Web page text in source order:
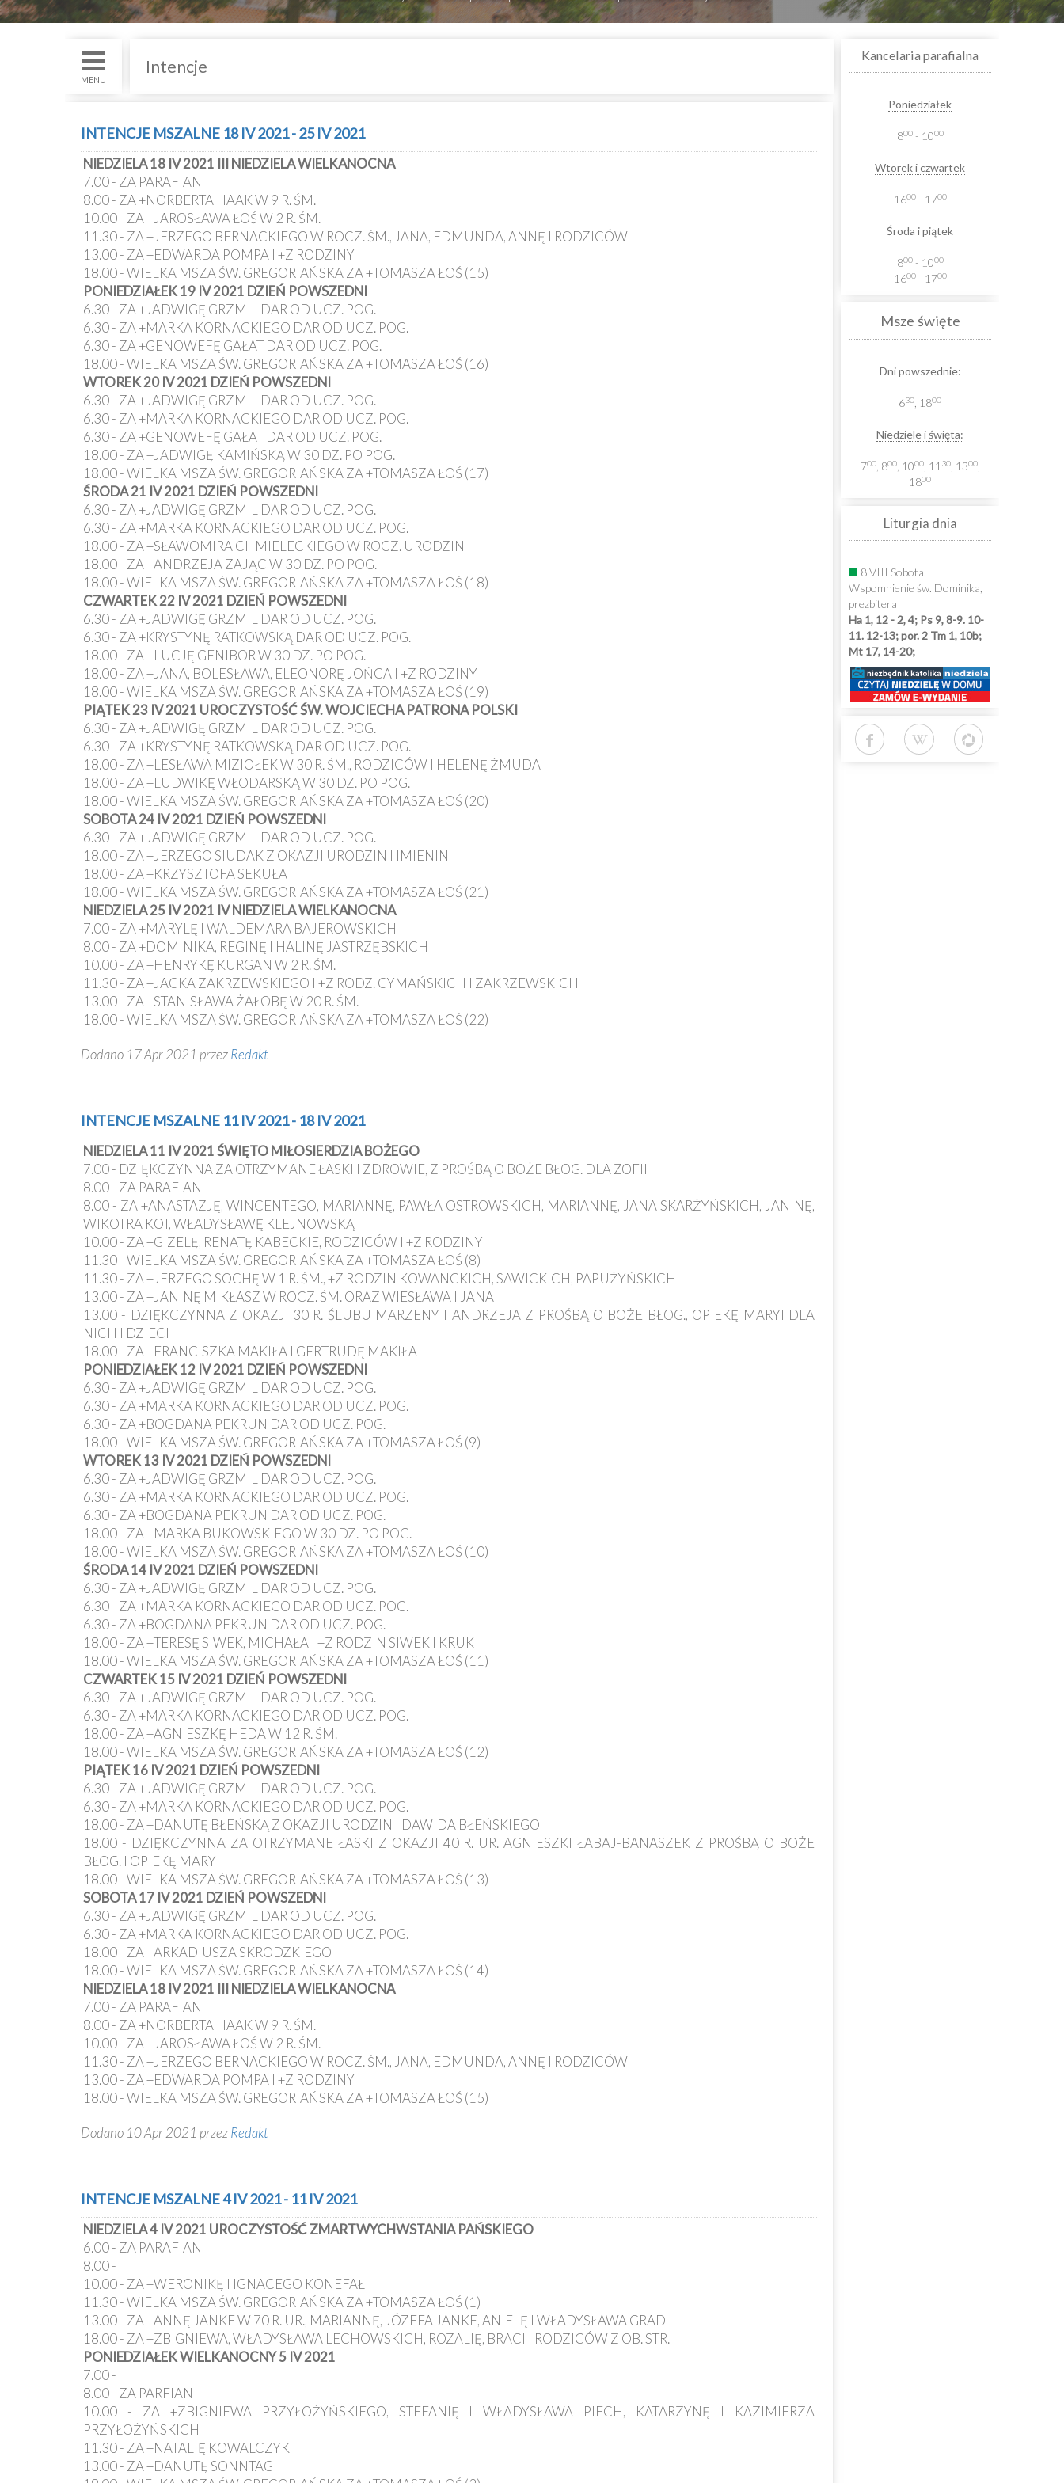
św.
i
Duszpasterze
Małoletnich
MENU
Intencje
INTENCJE MSZALNE 18 IV 2021 - 25 IV 2021
NIEDZIELA 18 IV 2021 III NIEDZIELA WIELKANOCNA
7.00 - ZA PARAFIAN
8.00 - ZA +NORBERTA HAAK W 9 R. ŚM.
10.00 - ZA +JAROSŁAWA ŁOŚ W 2 R. ŚM.
11.30 - ZA +JERZEGO BERNACKIEGO W ROCZ. ŚM., JANA, EDMUNDA, ANNĘ I RODZICÓW
13.00 - ZA +EDWARDA POMPA I +Z RODZINY
18.00 - WIELKA MSZA ŚW. GREGORIAŃSKA ZA +TOMASZA ŁOŚ (15)
PONIEDZIAŁEK 19 IV 2021 DZIEŃ POWSZEDNI
6.30 - ZA +JADWIGĘ GRZMIL DAR OD UCZ. POG.
6.30 - ZA +MARKA KORNACKIEGO DAR OD UCZ. POG.
6.30 - ZA +GENOWEFĘ GAŁAT DAR OD UCZ. POG.
18.00 - WIELKA MSZA ŚW. GREGORIAŃSKA ZA +TOMASZA ŁOŚ (16)
WTOREK 20 IV 2021 DZIEŃ POWSZEDNI
6.30 - ZA +JADWIGĘ GRZMIL DAR OD UCZ. POG.
6.30 - ZA +MARKA KORNACKIEGO DAR OD UCZ. POG.
6.30 - ZA +GENOWEFĘ GAŁAT DAR OD UCZ. POG.
18.00 - ZA +JADWIGĘ KAMIŃSKĄ W 30 DZ. PO POG.
18.00 - WIELKA MSZA ŚW. GREGORIAŃSKA ZA +TOMASZA ŁOŚ (17)
ŚRODA 21 IV 2021 DZIEŃ POWSZEDNI
6.30 - ZA +JADWIGĘ GRZMIL DAR OD UCZ. POG.
6.30 - ZA +MARKA KORNACKIEGO DAR OD UCZ. POG.
18.00 - ZA +SŁAWOMIRA CHMIELECKIEGO W ROCZ. URODZIN
18.00 - ZA +ANDRZEJA ZAJĄC W 30 DZ. PO POG.
18.00 - WIELKA MSZA ŚW. GREGORIAŃSKA ZA +TOMASZA ŁOŚ (18)
CZWARTEK 22 IV 2021 DZIEŃ POWSZEDNI
6.30 - ZA +JADWIGĘ GRZMIL DAR OD UCZ. POG.
6.30 - ZA +KRYSTYNĘ RATKOWSKĄ DAR OD UCZ. POG.
18.00 - ZA +LUCJĘ GENIBOR W 30 DZ. PO POG.
18.00 - ZA +JANA, BOLESŁAWA, ELEONORĘ JOŃCA I +Z RODZINY
18.00 - WIELKA MSZA ŚW. GREGORIAŃSKA ZA +TOMASZA ŁOŚ (19)
PIĄTEK 23 IV 2021 UROCZYSTOŚĆ ŚW. WOJCIECHA PATRONA POLSKI
6.30 - ZA +JADWIGĘ GRZMIL DAR OD UCZ. POG.
6.30 - ZA +KRYSTYNĘ RATKOWSKĄ DAR OD UCZ. POG.
18.00 - ZA +LESŁAWA MIZIOŁEK W 30 R. ŚM., RODZICÓW I HELENĘ ŻMUDA
18.00 - ZA +LUDWIKĘ WŁODARSKĄ W 30 DZ. PO POG.
18.00 - WIELKA MSZA ŚW. GREGORIAŃSKA ZA +TOMASZA ŁOŚ (20)
SOBOTA 24 IV 2021 DZIEŃ POWSZEDNI
6.30 - ZA +JADWIGĘ GRZMIL DAR OD UCZ. POG.
18.00 - ZA +JERZEGO SIUDAK Z OKAZJI URODZIN I IMIENIN
18.00 - ZA +KRZYSZTOFA SEKUŁA
18.00 - WIELKA MSZA ŚW. GREGORIAŃSKA ZA +TOMASZA ŁOŚ (21)
NIEDZIELA 25 IV 2021 IV NIEDZIELA WIELKANOCNA
7.00 - ZA +MARYLĘ I WALDEMARA BAJEROWSKICH
8.00 - ZA +DOMINIKA, REGINĘ I HALINĘ JASTRZĘBSKICH
10.00 - ZA +HENRYKĘ KURGAN W 2 R. ŚM.
11.30 - ZA +JACKA ZAKRZEWSKIEGO I +Z RODZ. CYMAŃSKICH I ZAKRZEWSKICH
13.00 - ZA +STANISŁAWA ŻAŁOBĘ W 20 R. ŚM.
18.00 - WIELKA MSZA ŚW. GREGORIAŃSKA ZA +TOMASZA ŁOŚ (22)
Dodano 17 Apr 2021 przezRedakt
INTENCJE MSZALNE 11 IV 2021 - 18 IV 2021
NIEDZIELA 11 IV 2021 ŚWIĘTO MIŁOSIERDZIA BOŻEGO
7.00 - DZIĘKCZYNNA ZA OTRZYMANE ŁASKI I ZDROWIE, Z PROŚBĄ O BOŻE BŁOG. DLA ZOFII
8.00 - ZA PARAFIAN
8.00 - ZA +ANASTAZJĘ, WINCENTEGO, MARIANNĘ, PAWŁA OSTROWSKICH, MARIANNĘ, JANA SKARŻYŃSKICH, JANINĘ,
WIKOTRA KOT, WŁADYSŁAWĘ KLEJNOWSKĄ
10.00 - ZA +GIZELĘ, RENATĘ KABECKIE, RODZICÓW I +Z RODZINY
11.30 - WIELKA MSZA ŚW. GREGORIAŃSKA ZA +TOMASZA ŁOŚ (8)
11.30 - ZA +JERZEGO SOCHĘ W 1 R. ŚM., +Z RODZIN KOWANCKICH, SAWICKICH, PAPUŻYŃSKICH
13.00 - ZA +JANINĘ MIKŁASZ W ROCZ. ŚM. ORAZ WIESŁAWA I JANA
13.00 - DZIĘKCZYNNA Z OKAZJI 30 R. ŚLUBU MARZENY I ANDRZEJA Z PROŚBĄ O BOŻE BŁOG., OPIEKĘ MARYI DLA
NICH I DZIECI
18.00 - ZA +FRANCISZKA MAKIŁA I GERTRUDĘ MAKIŁA
PONIEDZIAŁEK 12 IV 2021 DZIEŃ POWSZEDNI
6.30 - ZA +JADWIGĘ GRZMIL DAR OD UCZ. POG.
6.30 - ZA +MARKA KORNACKIEGO DAR OD UCZ. POG.
6.30 - ZA +BOGDANA PEKRUN DAR OD UCZ. POG.
18.00 - WIELKA MSZA ŚW. GREGORIAŃSKA ZA +TOMASZA ŁOŚ (9)
WTOREK 13 IV 2021 DZIEŃ POWSZEDNI
6.30 - ZA +JADWIGĘ GRZMIL DAR OD UCZ. POG.
6.30 - ZA +MARKA KORNACKIEGO DAR OD UCZ. POG.
6.30 - ZA +BOGDANA PEKRUN DAR OD UCZ. POG.
18.00 - ZA +MARKA BUKOWSKIEGO W 30 DZ. PO POG.
18.00 - WIELKA MSZA ŚW. GREGORIAŃSKA ZA +TOMASZA ŁOŚ (10)
ŚRODA 14 IV 2021 DZIEŃ POWSZEDNI
6.30 - ZA +JADWIGĘ GRZMIL DAR OD UCZ. POG.
6.30 - ZA +MARKA KORNACKIEGO DAR OD UCZ. POG.
6.30 - ZA +BOGDANA PEKRUN DAR OD UCZ. POG.
18.00 - ZA +TERESĘ SIWEK, MICHAŁA I +Z RODZIN SIWEK I KRUK
18.00 - WIELKA MSZA ŚW. GREGORIAŃSKA ZA +TOMASZA ŁOŚ (11)
CZWARTEK 15 IV 2021 DZIEŃ POWSZEDNI
6.30 - ZA +JADWIGĘ GRZMIL DAR OD UCZ. POG.
6.30 - ZA +MARKA KORNACKIEGO DAR OD UCZ. POG.
18.00 - ZA +AGNIESZKĘ HEDA W 12 R. ŚM.
18.00 - WIELKA MSZA ŚW. GREGORIAŃSKA ZA +TOMASZA ŁOŚ (12)
PIĄTEK 16 IV 2021 DZIEŃ POWSZEDNI
6.30 - ZA +JADWIGĘ GRZMIL DAR OD UCZ. POG.
6.30 - ZA +MARKA KORNACKIEGO DAR OD UCZ. POG.
18.00 - ZA +DANUTĘ BŁEŃSKĄ Z OKAZJI URODZIN I DAWIDA BŁEŃSKIEGO
18.00 - DZIĘKCZYNNA ZA OTRZYMANE ŁASKI Z OKAZJI 40 R. UR. AGNIESZKI ŁABAJ-BANASZEK Z PROŚBĄ O BOŻE
BŁOG. I OPIEKĘ MARYI
18.00 - WIELKA MSZA ŚW. GREGORIAŃSKA ZA +TOMASZA ŁOŚ (13)
SOBOTA 17 IV 2021 DZIEŃ POWSZEDNI
6.30 - ZA +JADWIGĘ GRZMIL DAR OD UCZ. POG.
6.30 - ZA +MARKA KORNACKIEGO DAR OD UCZ. POG.
18.00 - ZA +ARKADIUSZA SKRODZKIEGO
18.00 - WIELKA MSZA ŚW. GREGORIAŃSKA ZA +TOMASZA ŁOŚ (14)
NIEDZIELA 18 IV 2021 III NIEDZIELA WIELKANOCNA
7.00 - ZA PARAFIAN
8.00 - ZA +NORBERTA HAAK W 9 R. ŚM.
10.00 - ZA +JAROSŁAWA ŁOŚ W 2 R. ŚM.
11.30 - ZA +JERZEGO BERNACKIEGO W ROCZ. ŚM., JANA, EDMUNDA, ANNĘ I RODZICÓW
13.00 - ZA +EDWARDA POMPA I +Z RODZINY
18.00 - WIELKA MSZA ŚW. GREGORIAŃSKA ZA +TOMASZA ŁOŚ (15)
Dodano 10 Apr 2021 przezRedakt
INTENCJE MSZALNE 4 IV 2021 - 11 IV 2021
NIEDZIELA 4 IV 2021 UROCZYSTOŚĆ ZMARTWYCHWSTANIA PAŃSKIEGO
6.00 - ZA PARAFIAN
8.00 -
10.00 - ZA +WERONIKĘ I IGNACEGO KONEFAŁ
11.30 - WIELKA MSZA ŚW. GREGORIAŃSKA ZA +TOMASZA ŁOŚ (1)
13.00 - ZA +ANNĘ JANKE W 70 R. UR., MARIANNĘ, JÓZEFA JANKE, ANIELĘ I WŁADYSŁAWA GRAD
18.00 - ZA +ZBIGNIEWA, WŁADYSŁAWA LECHOWSKICH, ROZALIĘ, BRACI I RODZICÓW Z OB. STR.
PONIEDZIAŁEK WIELKANOCNY 5 IV 2021
7.00 -
8.00 - ZA PARFIAN
10.00 - ZA +ZBIGNIEWA PRZYŁOŻYŃSKIEGO, STEFANIĘ I WŁADYSŁAWA PIECH, KATARZYNĘ I KAZIMIERZA
PRZYŁOŻYŃSKICH
11.30 - ZA +NATALIĘ KOWALCZYK
13.00 - ZA +DANUTĘ SONNTAG
Kancelaria parafialna
Poniedziałek
800- 1000
Wtorek i czwartek
1600- 1700
Środa i piątek
800- 1000
1600- 1700
Msze święte
Dni powszednie:
630 , 1800
Niedziele i święta:
700, 800, 1000, 11 30, 1300,
1800
Liturgia dnia
8 VIII Sobota.
Wspomnienie św. Dominika,
prezbitera
Ha 1, 12 - 2, 4; Ps 9, 8-9. 10-
11. 12-13; por. 2 Tm 1, 10b;
Mt 17, 14-20;